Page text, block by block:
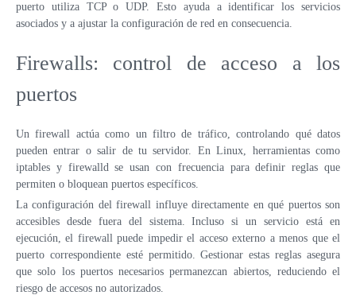
puerto utiliza TCP o UDP. Esto ayuda a identificar los servicios
asociados y a ajustar la configuración de red en consecuencia.
Firewalls: control de acceso a los
puertos
Un firewall actúa como un filtro de tráfico, controlando qué datos
pueden entrar o salir de tu servidor. En Linux, herramientas como
iptables y firewalld se usan con frecuencia para definir reglas que
permiten o bloquean puertos específicos.
La configuración del firewall influye directamente en qué puertos son
accesibles desde fuera del sistema. Incluso si un servicio está en
ejecución, el firewall puede impedir el acceso externo a menos que el
puerto correspondiente esté permitido. Gestionar estas reglas asegura
que solo los puertos necesarios permanezcan abiertos, reduciendo el
riesgo de accesos no autorizados.